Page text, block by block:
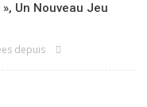
Un Nouveau Jeu
depuis